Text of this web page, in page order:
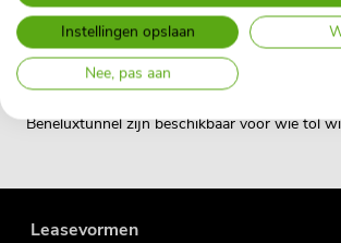
De Blankenburgtunnel biedt een nieuwe,
leaserijders in de regio Rotterdam. Met een
per rit en automatische verrekening is het een
Beneluxtunnel zijn beschikbaar voor wie tol
Leasevormen
Instellingen opslaan
Nee, pas aan